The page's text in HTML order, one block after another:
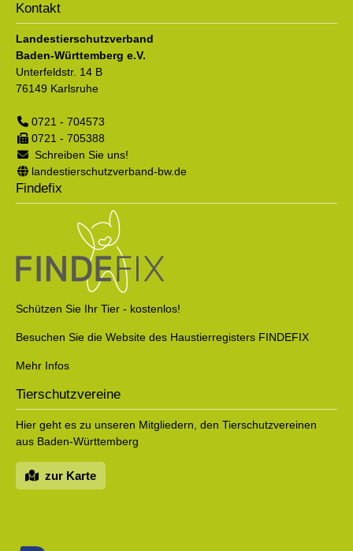
Kontakt
Landestierschutzverband
Baden-Württemberg e.V.
Unterfeldstr. 14 B
76149 Karlsruhe
0721 - 704573
0721 - 705388
Schreiben Sie uns!
landestierschutzverband-bw.de
Findefix
Schützen Sie Ihr Tier - kostenlos!
Besuchen Sie die Website des Haustierregisters FINDEFIX
Mehr Infos
Tierschutzvereine
Hier geht es zu unseren Mitgliedern, den Tierschutzvereinen
aus Baden-Württemberg
zur Karte